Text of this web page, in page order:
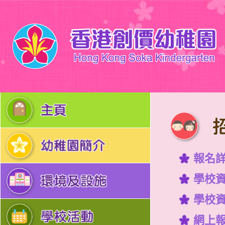
報名
學校
學校
網上